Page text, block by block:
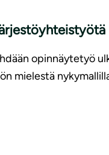
opinnäytetyö
mielestä